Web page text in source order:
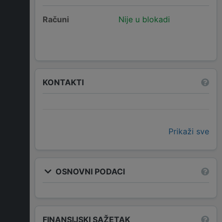
Računi Nije u blokadi
KONTAKTI
Prikaži sve
OSNOVNI PODACI
FINANSIJSKI SAŽETAK